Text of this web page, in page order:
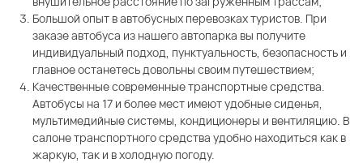
Большой опыт в автобусных перевозках туристов. При
заказе автобуса из нашего автопарка вы получите
индивидуальный подход, пунктуальность, безопасность и
главное останетесь довольны своим путешествием;
Качественные современные транспортные средства.
Автобусы на 17 и более мест имеют удобные сиденья,
мультимедийные системы, кондиционеры и вентиляцию. В
салоне транспортного средства удобно находиться как в
жаркую, так и в холодную погоду.